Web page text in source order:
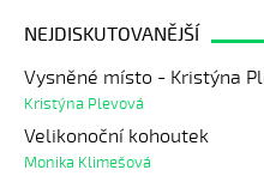
NEJDISKUTOVANĚJŠÍ
Vysněné místo - Kristýna
Kristýna Plevová
Velikonoční kohoutek
Monika Klimešová